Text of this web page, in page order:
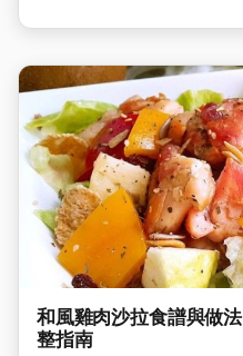
和風雞肉沙拉食譜與做
整指南